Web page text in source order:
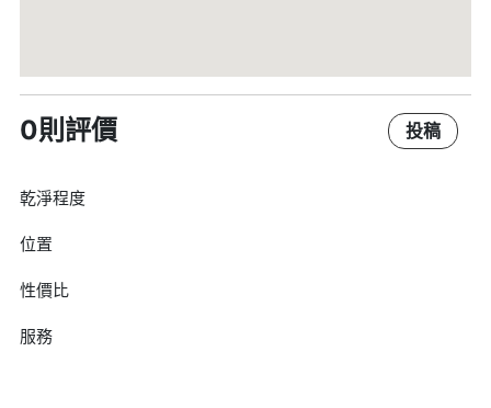
0則評價 投稿
乾淨程度
位置
性價比
服務